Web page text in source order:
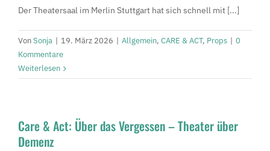
Der Theatersaal im Merlin Stuttgart hat sich schnell mit [...]
VonSonja | 19. März 2026 | Allgemein, CARE & ACT, Props | 0
Kommentare
Weiterlesen
Care & Act: Über das Vergessen – Theater über
Demenz